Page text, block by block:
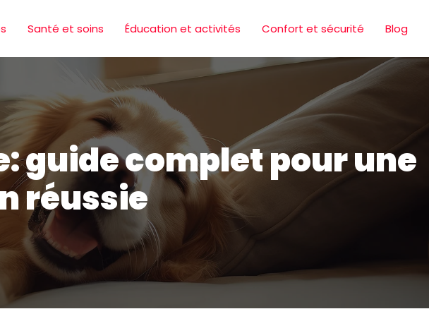
Santé et soins Éducation et activités Confort et sécurité Blog
guide complet pour une
réussie